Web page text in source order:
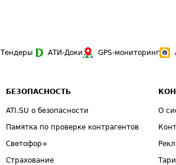
Тендеры АТИ-Доки GPS-мониторинг
БЕЗОПАСНОСТЬ
ATI.SU о безопасности
Памятка по проверке контрагентов
Светофор+
Страхование
О